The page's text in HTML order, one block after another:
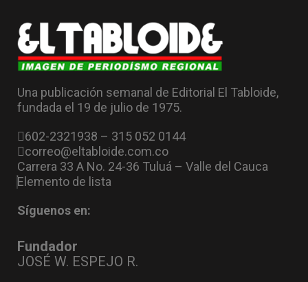
Una publicación semanal de Editorial El Tabloide,
fundada el 19 de julio de 1975.
602-2321938 – 315 052 0144
correo@eltabloide.com.co
Carrera 33 A No. 24-36 Tuluá – Valle del Cauca
Elemento de lista
Síguenos en:
Fundador
JOSÉ W. ESPEJO R.